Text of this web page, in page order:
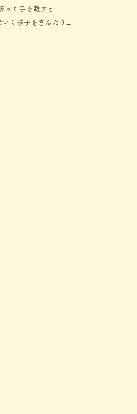
って手を離すと
く様子を喜んだり…